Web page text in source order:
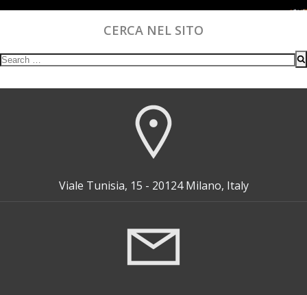
CERCA NEL SITO
Search
Viale Tunisia, 15 - 20124 Milano, Italy